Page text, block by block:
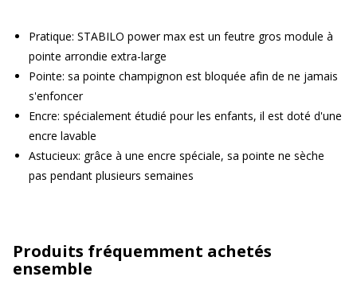
Pratique: STABILO power max est un feutre gros module à
pointe arrondie extra-large
Pointe: sa pointe champignon est bloquée afin de ne jamais
s'enfoncer
Encre: spécialement étudié pour les enfants, il est doté d'une
encre lavable
Astucieux: grâce à une encre spéciale, sa pointe ne sèche
pas pendant plusieurs semaines
Produits fréquemment achetés
ensemble